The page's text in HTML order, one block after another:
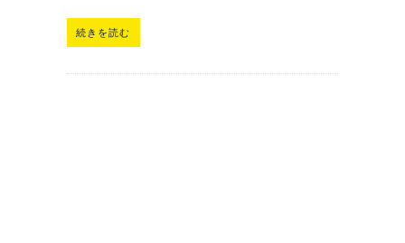
続きを読む